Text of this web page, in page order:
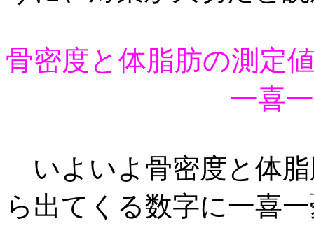
骨密度と体脂肪の測定
一喜一
いよいよ骨密度と体
ら出てくる数字に一喜